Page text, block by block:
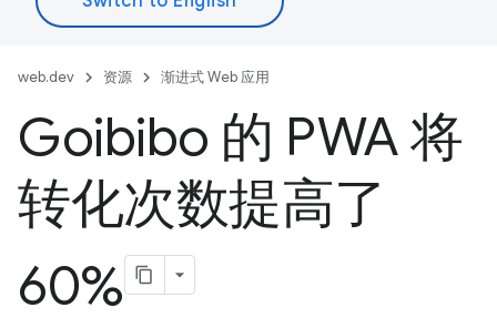
web.dev 资源 渐进式 Web 应用
Goibibo 的 PWA 将
转化次数提高了
60%